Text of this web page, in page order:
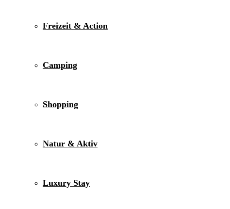
Freizeit & Action
Camping
Shopping
Natur & Aktiv
Luxury Stay